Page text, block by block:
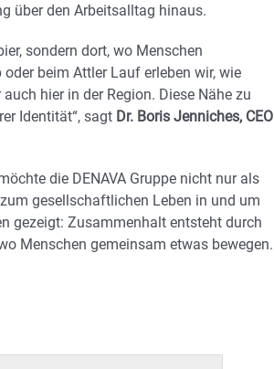
über den Arbeitsalltag hinaus.
sondern dort, wo Menschen
beim Attler Lauf erleben wir, wie
hier in der Region. Diese Nähe zu
Identität“, sagt Dr. Boris Jenniches, CEO
die DENAVA Gruppe nicht nur als
gesellschaftlichen Leben in und um
gezeigt: Zusammenhalt entsteht durch
Menschen gemeinsam etwas bewegen.